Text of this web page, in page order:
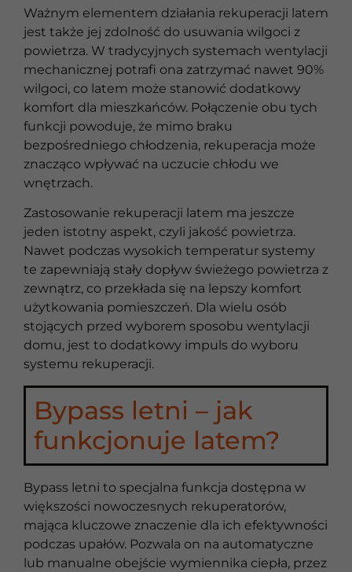
Ważnym elementem działania rekuperacji latem
jest także jej zdolność do usuwania wilgoci z
powietrza. W tradycyjnych systemach wentylacji
mechanicznej potrafi ona zatrzymać nawet 90%
wilgoci, co latem może stanowić dodatkowy
komfort dla mieszkańców. Połączenie obu tych
funkcji powoduje, że mimo braku
bezpośredniego chłodzenia, rekuperacja może
znacząco wpływać na uczucie chłodu we
wnętrzach.
Zastosowanie rekuperacji latem ma jeszcze
jeden istotny aspekt, czyli jakość powietrza.
Nawet podczas wysokich temperatur systemy
te zapewniają stały dopływ świeżego powietrza z
zewnątrz, co przekłada się na lepszy komfort
użytkowania pomieszczeń. Dla wielu osób
stojących przed wyborem sposobu wentylacji
domu, jest to dodatkowy impuls do wyboru
systemu rekuperacji.
Bypass letni – jak
funkcjonuje latem?
Bypass letni to specjalna funkcja dostępna w
większości nowoczesnych rekuperatorów,
mająca kluczowe znaczenie dla ich efektywności
podczas upałów. Pozwala on na automatyczne
lub manualne obejście wymiennika ciepła, przez